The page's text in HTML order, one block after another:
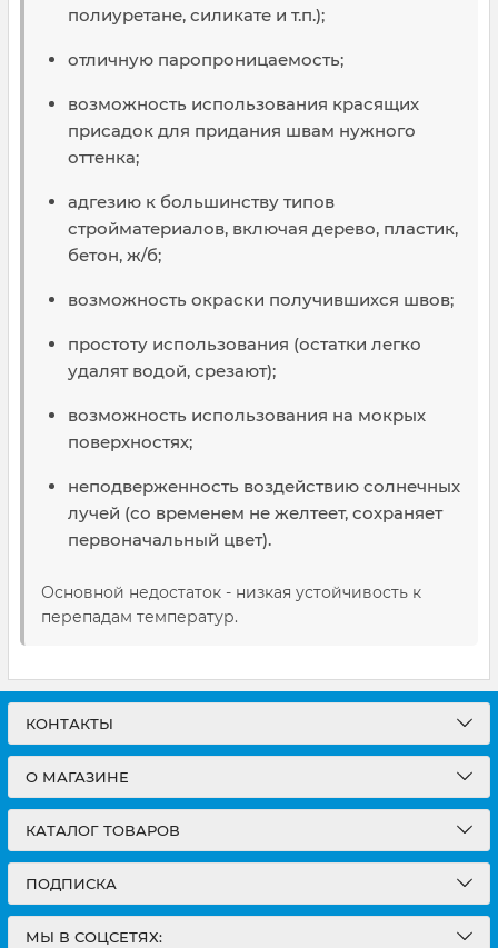
полиуретане, силикате и т.п.);
отличную паропроницаемость;
возможность использования красящих
присадок для придания швам нужного
оттенка;
адгезию к большинству типов
стройматериалов, включая дерево, пластик,
бетон, ж/б;
возможность окраски получившихся швов;
простоту использования (остатки легко
удалят водой, срезают);
возможность использования на мокрых
поверхностях;
неподверженность воздействию солнечных
лучей (со временем не желтеет, сохраняет
первоначальный цвет).
Основной недостаток - низкая устойчивость к
перепадам температур.
КОНТАКТЫ
О МАГАЗИНЕ
КАТАЛОГ ТОВАРОВ
ПОДПИСКА
МЫ В СОЦСЕТЯХ: